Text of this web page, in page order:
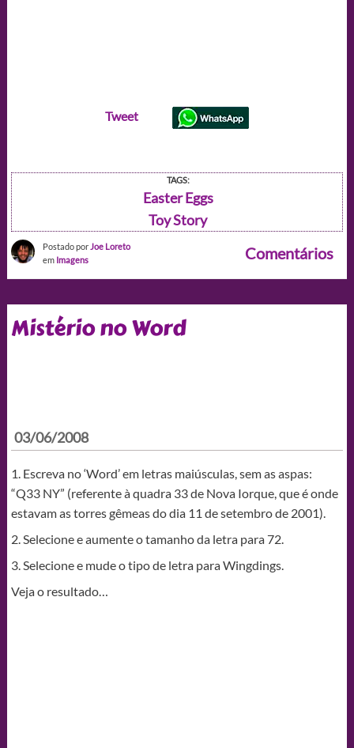
Tweet
TAGS:
Easter Eggs
Toy Story
Postado por Joe Loreto
em Imagens Comentários
Mistério no Word
03/06/2008
1. Escreva no ‘Word’ em letras maiúsculas, sem as aspas:
“Q33 NY” (referente à quadra 33 de Nova Iorque, que é onde
estavam as torres gêmeas do dia 11 de setembro de 2001).
2. Selecione e aumente o tamanho da letra para 72.
3. Selecione e mude o tipo de letra para Wingdings.
Veja o resultado…